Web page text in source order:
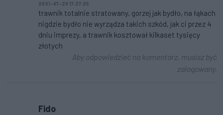
2021-07-29 17:27:25
trawnik totalnie stratowany, gorzej jak bydło, na łąkach
nigdzie bydło nie wyrządza takich szkód, jak ci przez 4
dniu imprezy, a trawnik kosztował kilkaset tysięcy
złotych
Aby odpowiedzieć na komentarz, musisz być
zalogowany.
Fido